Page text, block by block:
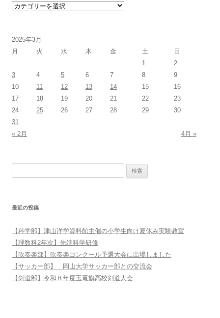
カテゴリー
2025年3月
月
火 水 木 金 土 日
« 2月 4月 »
1
2
3
4 5 6 7 8
9
10
11 12 13 14 15
16
17
18 19 20 21 22
23
24
25 26 27 28 29
30
31
最近の投稿
【科学部】津山洋学資料館主催の小学生向け夏休み実験教室
【理数科2年次】先端科学研修
【吹奏楽部】吹奏楽コンクール予選大会に出場しました
【サッカー部】 岡山大学サッカー部との交流会
【剣道部】令和８年度玉竜旗高校剣道大会